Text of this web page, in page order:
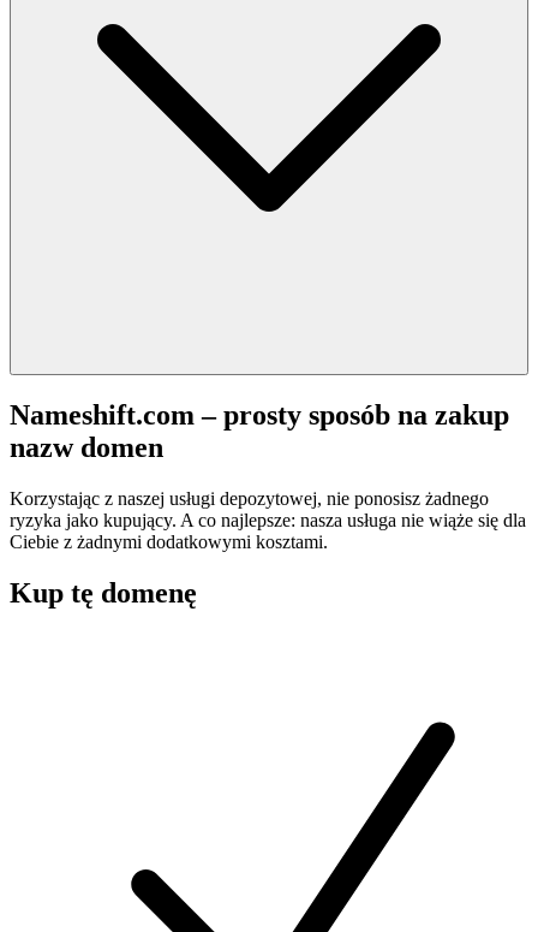
Nameshift.com – prosty sposób na zakup
nazw domen
Korzystając z naszej usługi depozytowej, nie ponosisz żadnego
ryzyka jako kupujący. A co najlepsze: nasza usługa nie wiąże się dla
Ciebie z żadnymi dodatkowymi kosztami.
Kup tę domenę